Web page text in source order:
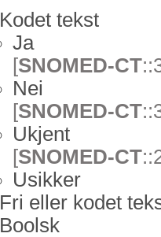
Kodet tekst
Ja
[SNOMED-CT
Nei
[SNOMED-CT
Ukjent
[SNOMED-CT
Usikker
Fri eller kodet
Boolsk